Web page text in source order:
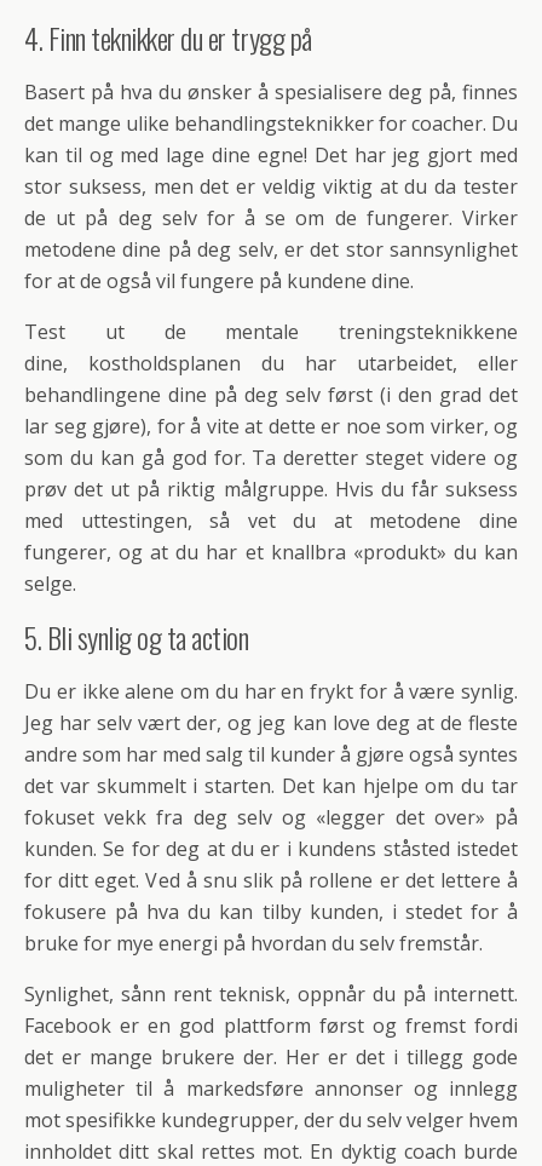
4. Finn teknikker du er trygg på
Basert på hva du ønsker å spesialisere deg på, finnes
det mange ulike behandlingsteknikker for coacher. Du
kan til og med lage dine egne! Det har jeg gjort med
stor suksess, men det er veldig viktig at du da tester
de ut på deg selv for å se om de fungerer. Virker
metodene dine på deg selv, er det stor sannsynlighet
for at de også vil fungere på kundene dine.
Test ut de mentale treningsteknikkene
dine, kostholdsplanen du har utarbeidet, eller
behandlingene dine på deg selv først (i den grad det
lar seg gjøre), for å vite at dette er noe som virker, og
som du kan gå god for. Ta deretter steget videre og
prøv det ut på riktig målgruppe. Hvis du får suksess
med uttestingen, så vet du at metodene dine
fungerer, og at du har et knallbra «produkt» du kan
selge.
5. Bli synlig og ta action
Du er ikke alene om du har en frykt for å være synlig.
Jeg har selv vært der, og jeg kan love deg at de fleste
andre som har med salg til kunder å gjøre også syntes
det var skummelt i starten. Det kan hjelpe om du tar
fokuset vekk fra deg selv og «legger det over» på
kunden. Se for deg at du er i kundens ståsted istedet
for ditt eget. Ved å snu slik på rollene er det lettere å
fokusere på hva du kan tilby kunden, i stedet for å
bruke for mye energi på hvordan du selv fremstår.
Synlighet, sånn rent teknisk, oppnår du på internett.
Facebook er en god plattform først og fremst fordi
det er mange brukere der. Her er det i tillegg gode
muligheter til å markedsføre annonser og innlegg
mot spesifikke kundegrupper, der du selv velger hvem
innholdet ditt skal rettes mot. En dyktig coach burde